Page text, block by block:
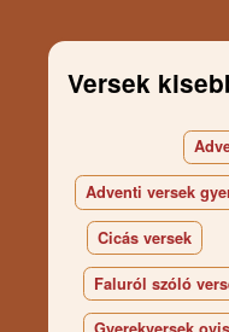
Versek
Adventi versek
Cicás versek
Faluról szóló